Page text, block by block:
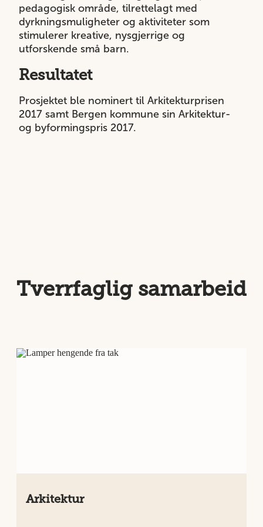
pedagogisk område, tilrettelagt med
dyrkningsmuligheter og aktiviteter som
stimulerer kreative, nysgjerrige og
utforskende små barn.
Resultatet
Prosjektet ble nominert til Arkitekturprisen
2017 samt Bergen kommune sin Arkitektur-
og byformingspris 2017.
Tverrfaglig samarbeid
Arkitektur